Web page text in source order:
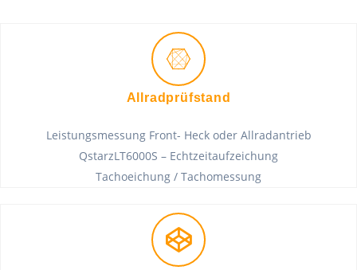
Allradprüfstand
Leistungsmessung Front- Heck oder Allradantrieb
QstarzLT6000S – Echtzeitaufzeichung
Tachoeichung / Tachomessung